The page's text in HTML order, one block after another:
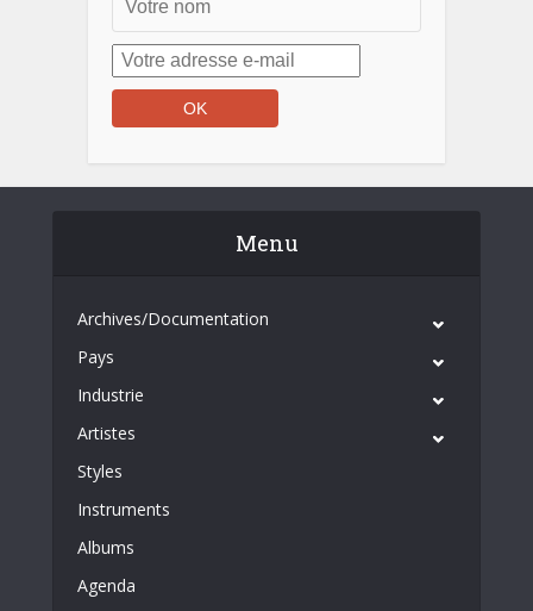
Menu
Archives/Documentation
Pays
Industrie
Artistes
Styles
Instruments
Albums
Agenda